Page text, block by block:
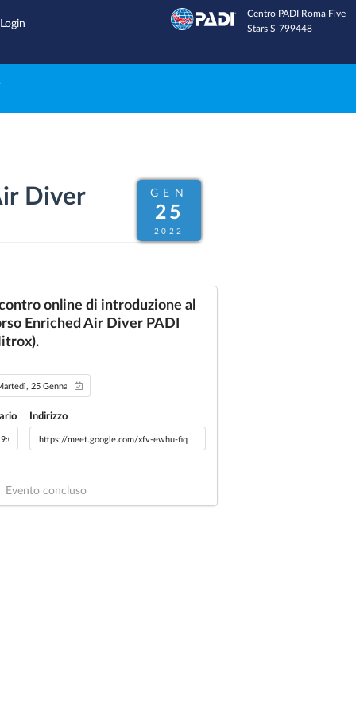
Login
Centro PADI Roma Five
Stars S-799448
Inviaci una email
GEN
25
2022
Diver
online di introduzione al
Enriched Air Diver PADI
Indirizzo
Evento concluso